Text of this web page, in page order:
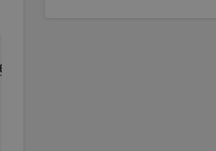
Kauf